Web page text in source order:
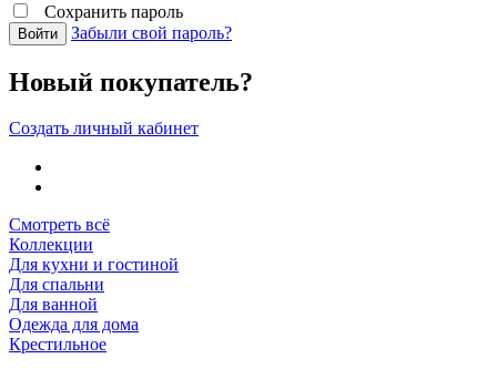
Сохранить пароль
Войти Забыли свой пароль?
Новый покупатель?
Создать личный кабинет
Смотреть всё
Коллекции
Для кухни и гостиной
Для спальни
Для ванной
Одежда для дома
Крестильное